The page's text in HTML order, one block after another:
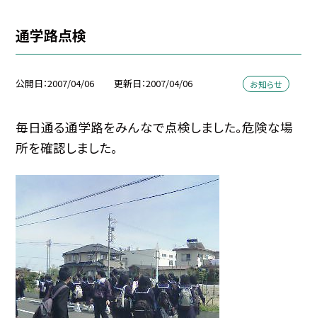
通学路点検
公開日 2007/04/06 更新日 2007/04/06 お知らせ
毎日通る通学路をみんなで点検しました。危険な場
所を確認しました。